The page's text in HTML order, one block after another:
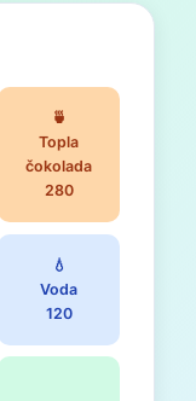
🍵
Topla
čokolada
280
💧
Voda
120